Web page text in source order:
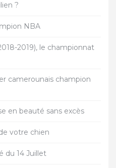
?
NBA
2019), le championnat
camerounais champion
en beauté sans excès
votre chien
du 14 Juillet